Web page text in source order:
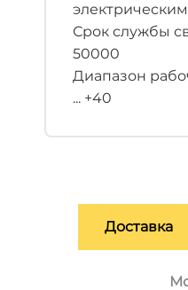
Срок службы
50000
Диапазон
... +40
Доставка